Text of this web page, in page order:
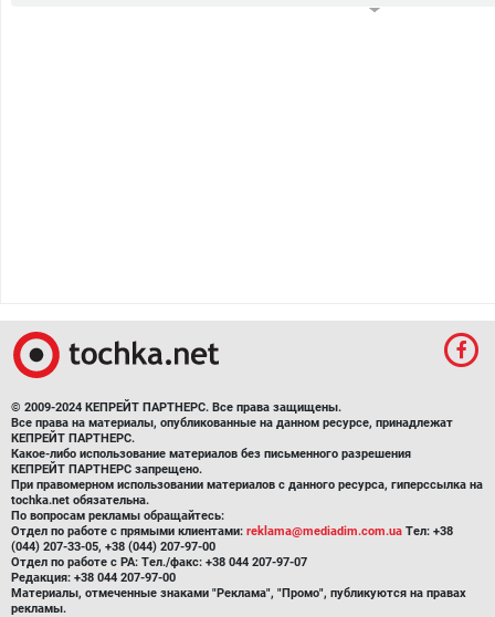
© 2009-2024 КЕПРЕЙТ ПАРТНЕРС. Все права защищены.
Все права на материалы, опубликованные на данном ресурсе, принадлежат
КЕПРЕЙТ ПАРТНЕРС.
Какое-либо использование материалов без письменного разрешения
КЕПРЕЙТ ПАРТНЕРС запрещено.
При правомерном использовании материалов с данного ресурса, гиперссылка на
tochka.net обязательна.
По вопросам рекламы обращайтесь:
Отдел по работе с прямыми клиентами: reklama@mediadim.com.ua Тел: +38
(044) 207-33-05, +38 (044) 207-97-00
Отдел по работе с РА: Тел./факс: +38 044 207-97-07
Редакция: +38 044 207-97-00
Материалы, отмеченные знаками "Реклама", "Промо", публикуются на правах
рекламы.